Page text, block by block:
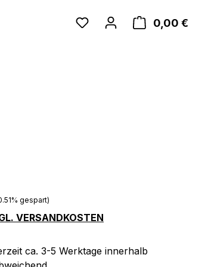
0,00 €
Preis:gespart)
VERSANDKOSTEN
ca. 3-5 Werktage innerhalb